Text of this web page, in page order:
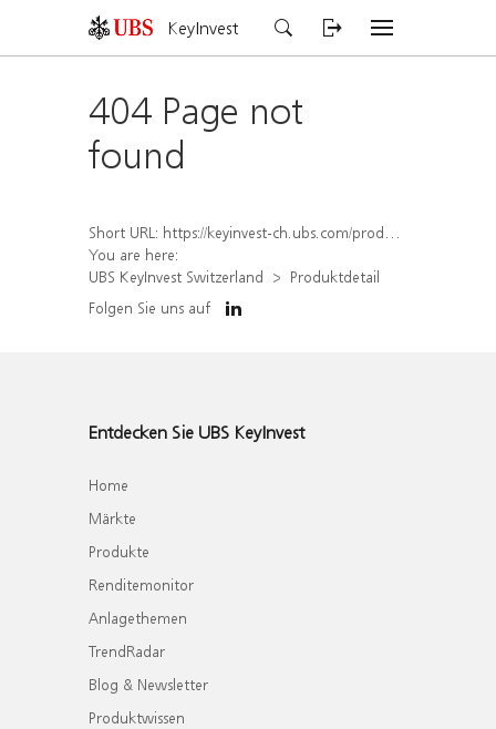
KeyInvest
404 Page not
found
Short URL: https://keyinvest-ch.ubs.com/produkt/detail/index/isin/CH1567394783
You are here:
UBS KeyInvest Switzerland
Produktdetail
Folgen Sie uns auf
Entdecken Sie UBS KeyInvest
Home
Märkte
Produkte
Renditemonitor
Anlagethemen
TrendRadar
Blog & Newsletter
Produktwissen